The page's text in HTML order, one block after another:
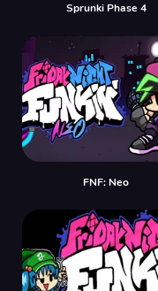
Sprunki Phase 4
FNF: Neo